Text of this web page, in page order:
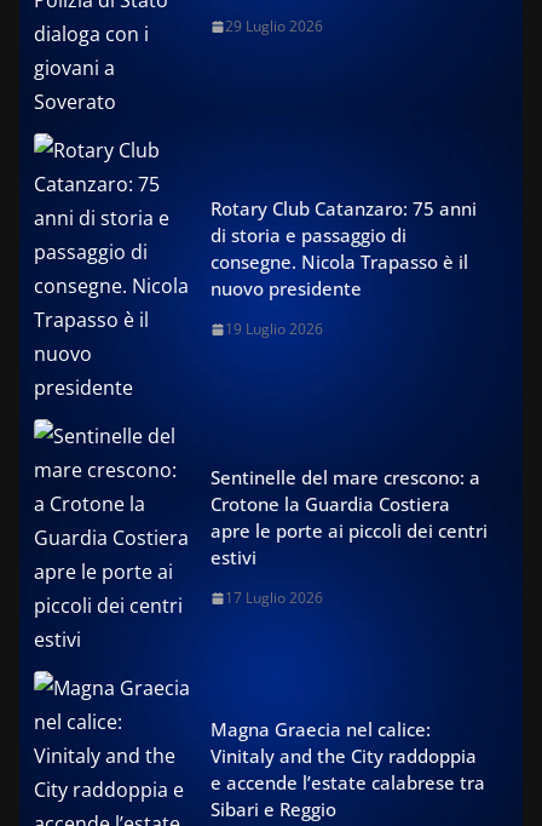
29 Luglio 2026
Rotary Club Catanzaro: 75 anni
di storia e passaggio di
consegne. Nicola Trapasso è il
nuovo presidente
19 Luglio 2026
Sentinelle del mare crescono: a
Crotone la Guardia Costiera
apre le porte ai piccoli dei centri
estivi
17 Luglio 2026
Magna Graecia nel calice:
Vinitaly and the City raddoppia
e accende l’estate calabrese tra
Sibari e Reggio